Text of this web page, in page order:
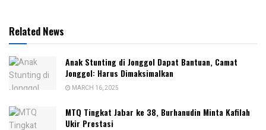
Related News
Anak Stunting di Jonggol Dapat Bantuan, Camat
Jonggol: Harus Dimaksimalkan
MARCH 16, 2025
MTQ Tingkat Jabar ke 38, Burhanudin Minta Kafilah
Ukir Prestasi